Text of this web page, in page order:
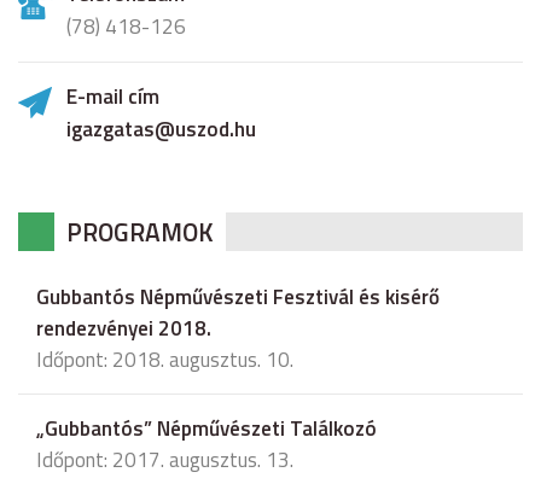
(78) 418-126
E-mail cím
igazgatas@uszod.hu
PROGRAMOK
Gubbantós Népművészeti Fesztivál és kisérő
rendezvényei 2018.
Időpont: 2018. augusztus. 10.
„Gubbantós” Népművészeti Találkozó
Időpont: 2017. augusztus. 13.